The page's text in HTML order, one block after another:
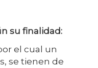
su finalidad:
el cual un
se tienen de